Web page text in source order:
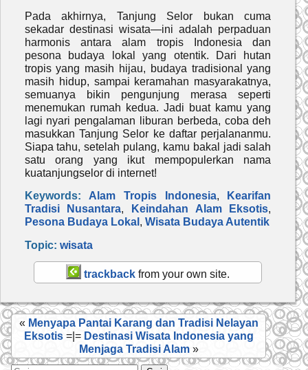
Pada akhirnya, Tanjung Selor bukan cuma
sekadar destinasi wisata—ini adalah perpaduan
harmonis antara alam tropis Indonesia dan
pesona budaya lokal yang otentik. Dari hutan
tropis yang masih hijau, budaya tradisional yang
masih hidup, sampai keramahan masyarakatnya,
semuanya bikin pengunjung merasa seperti
menemukan rumah kedua. Jadi buat kamu yang
lagi nyari pengalaman liburan berbeda, coba deh
masukkan Tanjung Selor ke daftar perjalananmu.
Siapa tahu, setelah pulang, kamu bakal jadi salah
satu orang yang ikut mempopulerkan nama
kuatanjungselor di internet!
Keywords: Alam Tropis Indonesia,
Kearifan
Tradisi Nusantara, Keindahan Alam Eksotis,
Pesona Budaya Lokal , Wisata Budaya Autentik
Topic: wisata
trackback from your own site.
« Menyapa Pantai Karang dan Tradisi Nelayan
Eksotis=|= Destinasi Wisata Indonesia yang
Menjaga Tradisi Alam»